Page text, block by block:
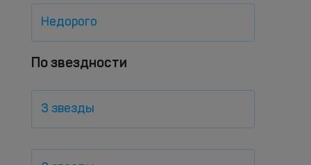
Недорого
По звездности
3 звезды